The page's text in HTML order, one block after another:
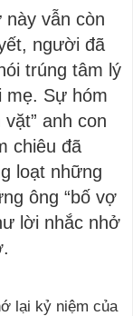
vẫn còn
người đã
trúng tâm lý
mẹ. Sự hóm
anh con
chiêu đã
loạt những
ông “bố vợ
lời nhắc nhở
lại kỷ niệm của